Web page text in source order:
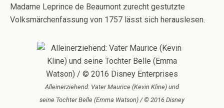
Madame Leprince de Beaumont zurecht gestutzte
Volksmärchenfassung von 1757 lässt sich herauslesen.
Alleinerziehend: Vater Maurice (Kevin Kline) und
seine Tochter Belle (Emma Watson) / © 2016 Disney